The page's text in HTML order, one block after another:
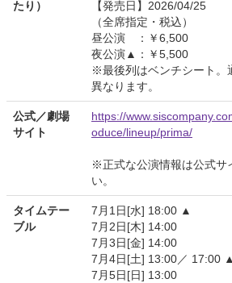
たり）
【発売日】2026/04/25
（全席指定・税込）
昼公演 ：￥6,500
夜公演▲：￥5,500
※最後列はベンチシート。
異なります。
公式／劇場
サイト
https://
oduce/lineup/prima/
※正式な公演情報は公式サ
い。
タイムテー
ブル
7月1日[水] 18:00 ▲
7月2日[木] 14:00
7月3日[金] 14:00
7月4日[土] 13:00／ 17:00 ▲
7月5日[日] 13:00